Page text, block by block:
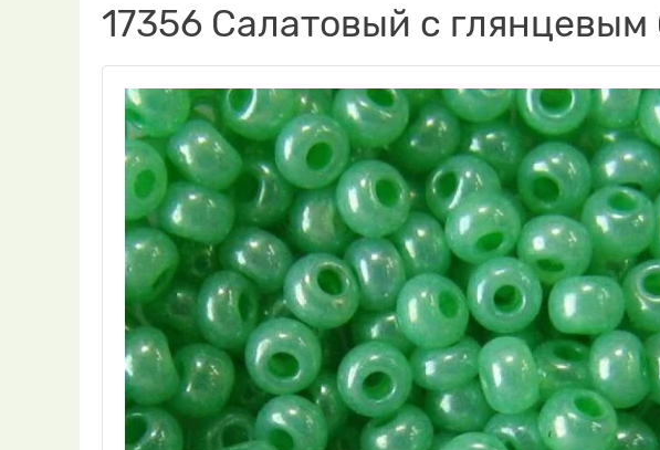
17356 Салатовый с